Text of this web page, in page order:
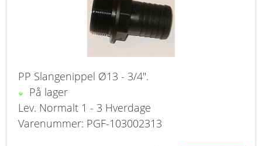
PP Slangenippel Ø13 - 3/4".
På lager
Lev. Normalt 1 - 3 Hverdage
Varenummer: PGF-103002313